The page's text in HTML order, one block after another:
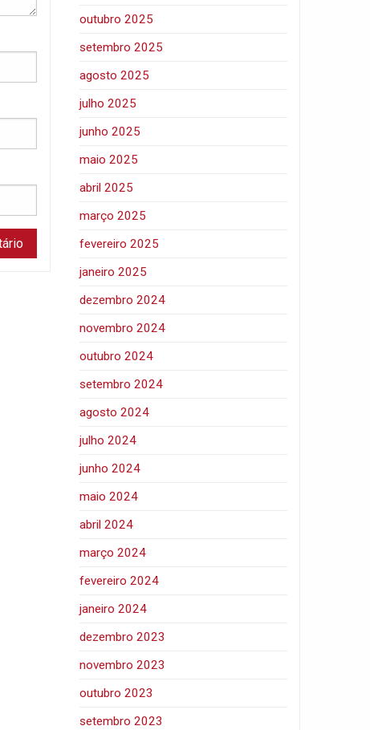
outubro 2025
setembro 2025
agosto 2025
julho 2025
junho 2025
maio 2025
abril 2025
março 2025
fevereiro 2025
janeiro 2025
dezembro 2024
novembro 2024
outubro 2024
setembro 2024
agosto 2024
julho 2024
junho 2024
maio 2024
abril 2024
março 2024
fevereiro 2024
janeiro 2024
dezembro 2023
novembro 2023
outubro 2023
setembro 2023